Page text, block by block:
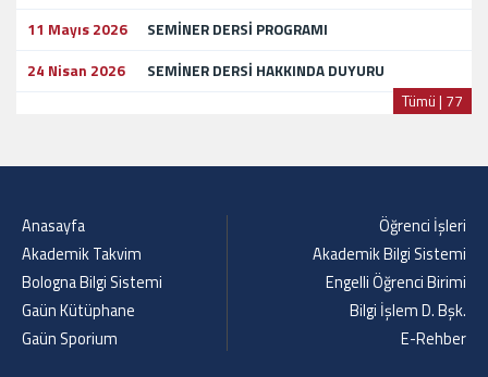
11 Mayıs 2026
SEMİNER DERSİ PROGRAMI
24 Nisan 2026
SEMİNER DERSİ HAKKINDA DUYURU
Tümü | 77
Anasayfa
Akademik Takvim
Bologna Bilgi Sistemi
Gaün Kütüphane
Gaün Sporium
Öğrenci İşleri
Akademik Bilgi Sistemi
Engelli Öğrenci Birimi
Bilgi İşlem D. Bşk.
E-Rehber